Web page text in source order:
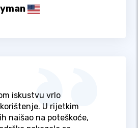
iskustvu vrlo
U rijetkim
naišao na poteškoće,